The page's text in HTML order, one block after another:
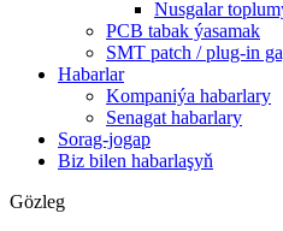
Nusgalar
PCB tabak ýasamak
SMT patch / plug-in
Habarlar
Kompaniýa habarlary
Senagat habarlary
Sorag-jogap
Biz bilen habarlaşyň
Gözleg